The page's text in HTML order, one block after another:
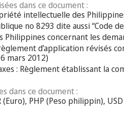
dans ce document :
intellectuelle des
no 8293 dite aussi “Code
Philippines concernant les
d’application révisés
mars 2012)
: Règlement établissant la
dans ce document :
(Euro), PHP (Peso philippin),